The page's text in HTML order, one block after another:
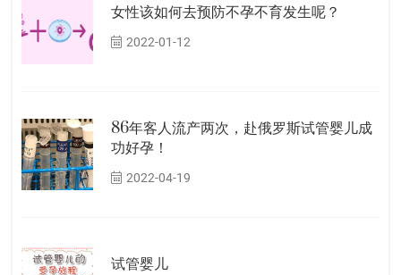
女性该如何去预防不孕不育发生呢？
2022-01-12
86年客人流产两次，赴俄罗斯试管婴儿成
功好孕！
2022-04-19
试管婴儿